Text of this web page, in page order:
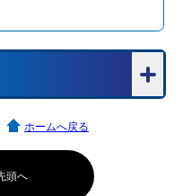
頭へ
ホームへ戻る